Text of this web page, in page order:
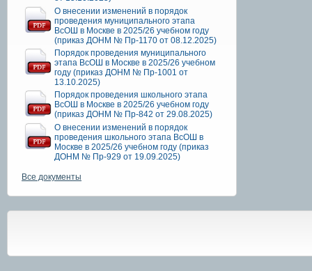
О внесении изменений в порядок
проведения муниципального этапа
ВсОШ в Москве в 2025/26 учебном году
(приказ ДОНМ № Пр-1170 от 08.12.2025)
Порядок проведения муниципального
этапа ВсОШ в Москве в 2025/26 учебном
году (приказ ДОНМ № Пр-1001 от
13.10.2025)
Порядок проведения школьного этапа
ВсОШ в Москве в 2025/26 учебном году
(приказ ДОНМ № Пр-842 от 29.08.2025)
О внесении изменений в порядок
проведения школьного этапа ВсОШ в
Москве в 2025/26 учебном году (приказ
ДОНМ № Пр-929 от 19.09.2025)
Все документы